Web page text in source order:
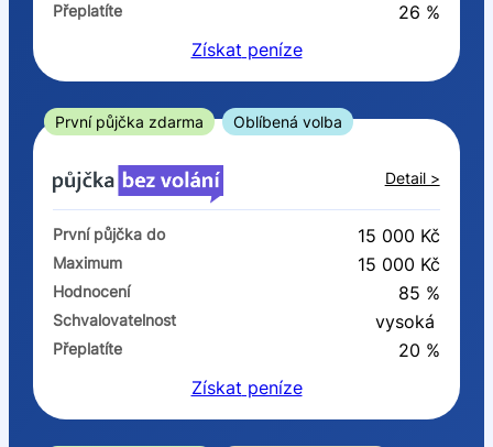
Ve zkušebce
ano
ne
V exekuci
ano
ne
Po insolvenci
V hotovosti
Přeplatíte
26 %
Získat peníze
První půjčka zdarma Oblíbená volba
Detail >
První půjčka do 15 000 Kč
Maximum 15 000 Kč
Hodnocení 85 %
Schvalovatelnost vysoká
Přeplatíte
20 %
Získat peníze